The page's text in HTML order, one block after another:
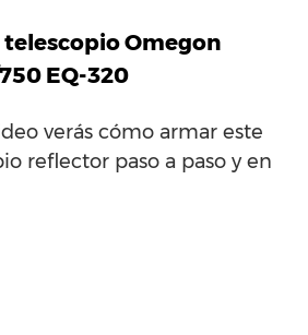
Omegon
EQ-320
verás cómo armar este
reflector paso a paso y en